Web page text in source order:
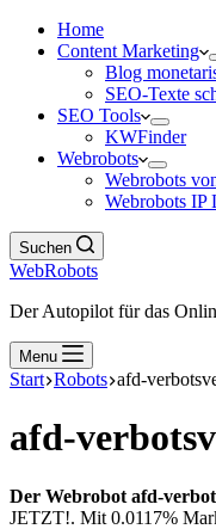
Home
Content Marketing
Blog
SEO-Texte
SEO Tools
KWFinder
Webrobots
Webrobots
Webrobots IP
Suchen
WebRobots
Der Autopilot für das
Menu
Start Robots afd-
afd-
Der Webrobot afd-
JETZT!. Mit 0.0117%